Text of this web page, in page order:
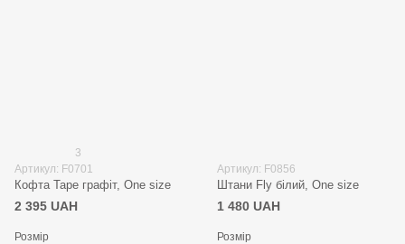
3
Артикул: F0701
Кофта Tape графіт, One size
2 395 UAH
Розмір
Артикул: F0856
Штани Fly білий, One size
1 480 UAH
Розмір